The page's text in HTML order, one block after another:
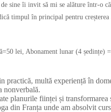
sine îi invit să mi se alăture într-o
timpul în principal pentru
lei, Abonament lunar (4 ședințe)
multă experiență în
nonverbală.
planurile ființei și
din Franța unde am absolvit